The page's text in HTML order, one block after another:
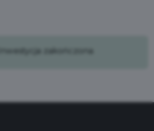
Inwestycja zakończona